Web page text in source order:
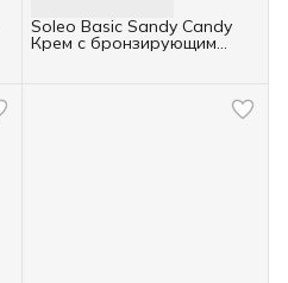
Soleo Basic Sandy Candy
Крем с бронзирующим